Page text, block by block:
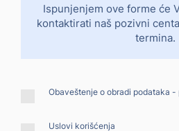
Ispunjenjem ove forme će
kontaktirati naš pozivni
termina.
Obaveštenje o obradi podataka -
Uslovi korišćenja